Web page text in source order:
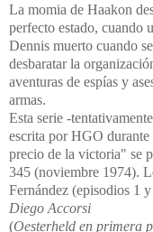
La momia de Haakon
perfecto estado, cuando
Dennis muerto cuando
desbaratar la
aventuras de espías y
armas.
Esta serie -
escrita por HGO
precio de la victoria"
345 (noviembre 1974).
Fernández (episodios 1
Diego Accorsi
(Oesterheld en primera